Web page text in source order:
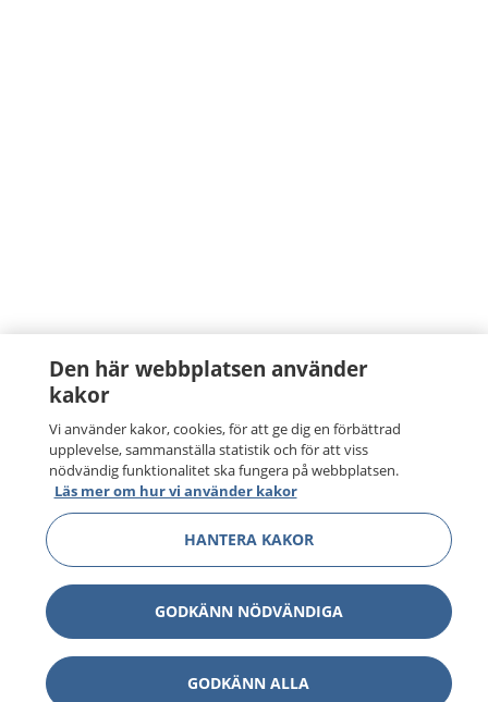
Den här webbplatsen använder
kakor
Vi använder kakor, cookies, för att ge dig en förbättrad
upplevelse, sammanställa statistik och för att viss
nödvändig funktionalitet ska fungera på webbplatsen.
Läs mer om hur vi använder kakor
HANTERA KAKOR
GODKÄNN NÖDVÄNDIGA
GODKÄNN ALLA